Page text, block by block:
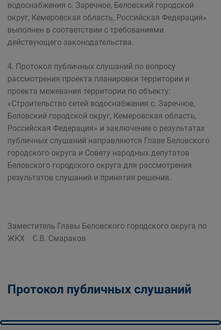
водоснабжения с. Заречное, Беловский городской
округ, Кемеровская область, Российская Федерация»
выполнен в соответствии с требованиями
действующего законодательства.
4. Протокол публичных слушаний по вопросу
рассмотрения проекта планировки территории и
проекта межевания территории по объекту:
«Строительство сетей водоснабжения с. Заречное,
Беловский городской округ, Кемеровская область,
Российская Федерация» и заключение о результатах
публичных слушаний направляются Главе Беловского
городского округа и Совету народных депутатов
Беловского городского округа для рассмотрения
результатов слушаний и принятия решения.
Заместитель Главы Беловского городского округа по
ЖКХ С.В. Смараков
Протокол публичных слушаний